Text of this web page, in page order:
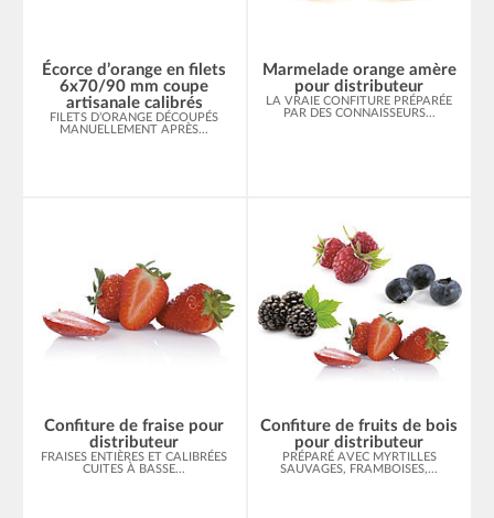
Écorce d’orange en filets
6x70/90 mm coupe
artisanale calibrés
FILETS D’ORANGE DÉCOUPÉS
MANUELLEMENT APRÈS...
Marmelade orange amère
pour distributeur
LA VRAIE CONFITURE PRÉPARÉE
PAR DES CONNAISSEURS...
Confiture de fraise pour
distributeur
FRAISES ENTIÈRES ET CALIBRÉES
CUITES À BASSE...
Confiture de fruits de bois
pour distributeur
PRÉPARÉ AVEC MYRTILLES
SAUVAGES, FRAMBOISES,...